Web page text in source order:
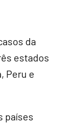
da
estados
Peru e
países